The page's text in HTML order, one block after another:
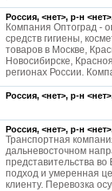
Россия, <нет>, р-н
Компания Оптоград -
средств гигиены,
товаров в Москве,
Новосибирске,
регионах России.
Россия, <нет>, р-н
Россия, <нет>, р-н
Транспортная
дальневосточном
представительства
подход и умеренная
клиенту. Перевозка